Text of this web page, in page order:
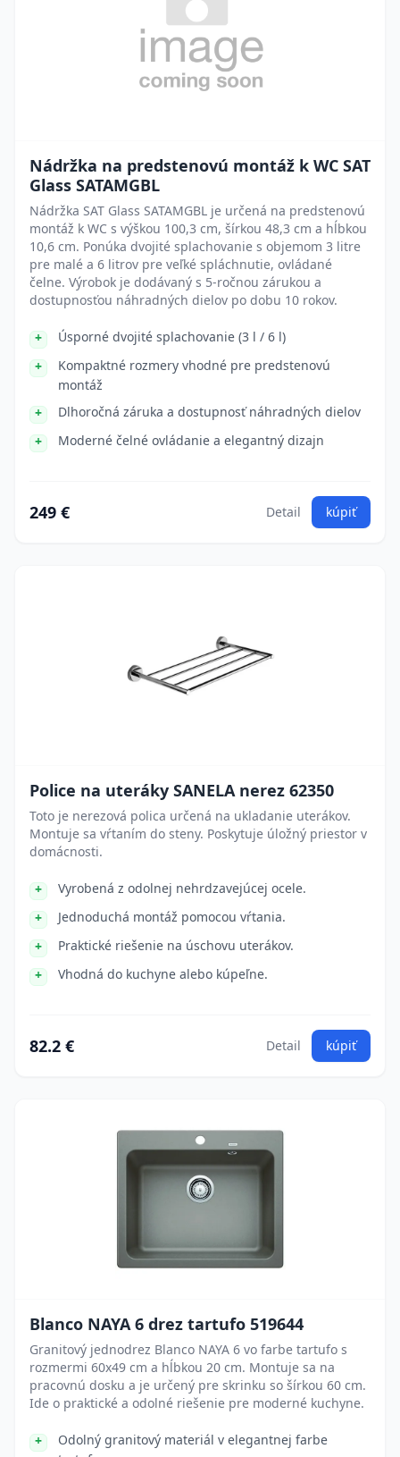
Nádržka na predstenovú montáž k WC SAT
Glass SATAMGBL
Nádržka SAT Glass SATAMGBL je určená na predstenovú
montáž k WC s výškou 100,3 cm, šírkou 48,3 cm a hĺbkou
10,6 cm. Ponúka dvojité splachovanie s objemom 3 litre
pre malé a 6 litrov pre veľké spláchnutie, ovládané
čelne. Výrobok je dodávaný s 5-ročnou zárukou a
dostupnosťou náhradných dielov po dobu 10 rokov.
Úsporné dvojité splachovanie (3 l / 6 l)
Kompaktné rozmery vhodné pre predstenovú
montáž
Dlhoročná záruka a dostupnosť náhradných dielov
Moderné čelné ovládanie a elegantný dizajn
249 € Detail kúpiť
Police na uteráky SANELA nerez 62350
Toto je nerezová polica určená na ukladanie uterákov.
Montuje sa vŕtaním do steny. Poskytuje úložný priestor v
domácnosti.
Vyrobená z odolnej nehrdzavejúcej ocele.
Jednoduchá montáž pomocou vŕtania.
Praktické riešenie na úschovu uterákov.
Vhodná do kuchyne alebo kúpeľne.
82.2 € Detail kúpiť
Blanco NAYA 6 drez tartufo 519644
Granitový jednodrez Blanco NAYA 6 vo farbe tartufo s
rozmermi 60x49 cm a hĺbkou 20 cm. Montuje sa na
pracovnú dosku a je určený pre skrinku so šírkou 60 cm.
Ide o praktické a odolné riešenie pre moderné kuchyne.
Odolný granitový materiál v elegantnej farbe